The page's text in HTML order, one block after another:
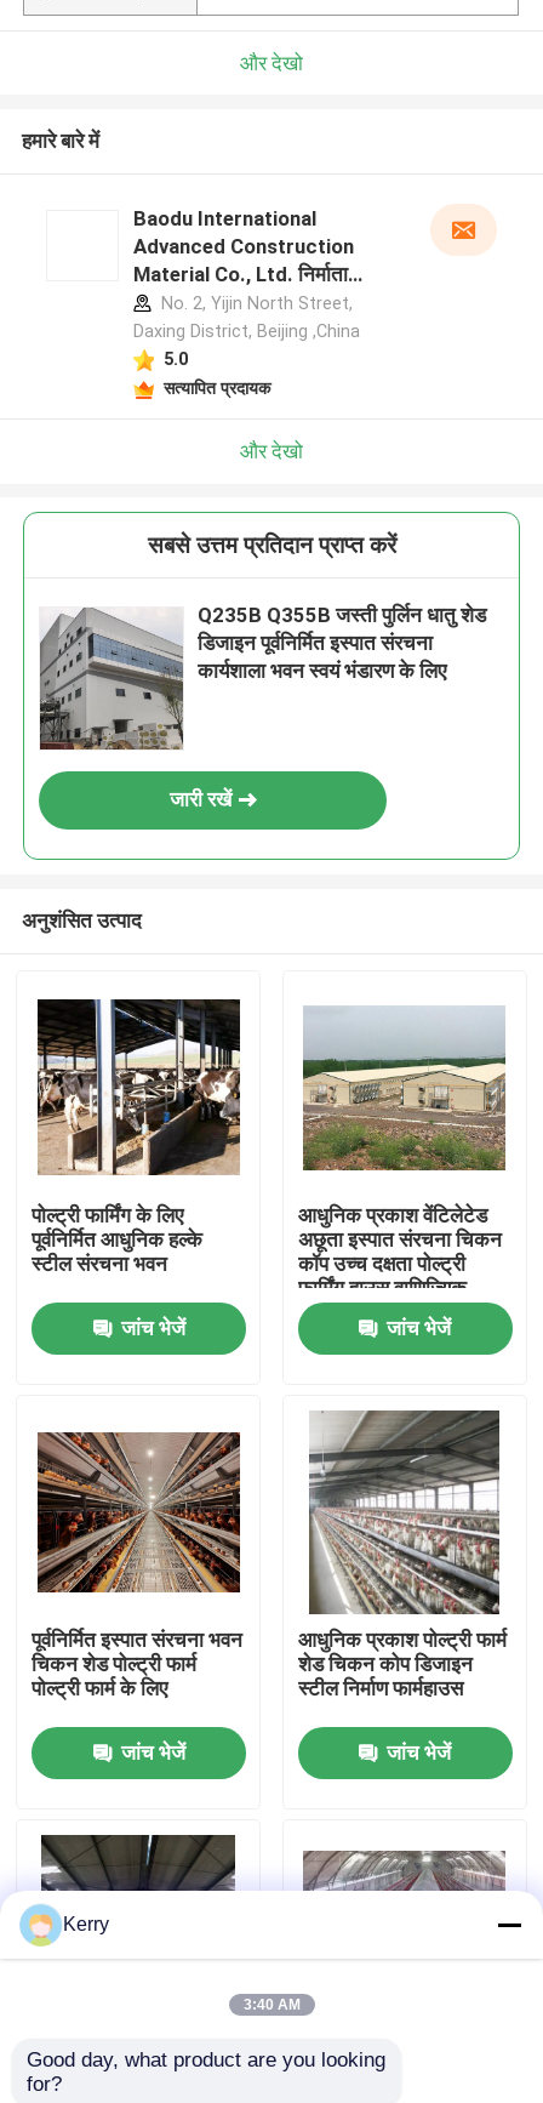
उत्पादों
हमारे बारे में
कारखाना भ्रमण
गुणवत्ता नियंत्रण
संपर्क करें
एक उद्धरण का अनुरोध करें
इस्पात संरचना भवन
इस्पात संरचना कार्यशाला
और देखो
हमारे बारे में
Baodu International
Advanced Construction
Material Co., Ltd. निर्माता
प्रोफ़ाइलNo. 2, Yijin North Street,
Daxing District, Beijing ,China
5.0
सत्यापित प्रदायक
और देखो
सबसे उत्तम प्रतिदान प्राप्त करें
Q235B Q355B जस्ती पुर्लिन धातु शेड
डिजाइन पूर्वनिर्मित इस्पात संरचना
कार्यशाला भवन स्वयं भंडारण के लिए
जारी रखें
अनुशंसित उत्पाद
पोल्ट्री फार्मिंग के लिए
पूर्वनिर्मित आधुनिक हल्के
स्टील संरचना भवन
जांच भेजें
आधुनिक प्रकाश वेंटिलेटेड
अछूता इस्पात संरचना चिकन
कॉप उच्च दक्षता पोल्ट्री
फार्मिंग हाउस वाणिज्यिक
प्रजनन
जांच भेजें
पूर्वनिर्मित इस्पात संरचना भवन
चिकन शेड पोल्ट्री फार्म
पोल्ट्री फार्म के लिए
जांच भेजें
आधुनिक प्रकाश पोल्ट्री फार्म
शेड चिकन कोप डिजाइन
स्टील निर्माण फार्महाउस
जांच भेजें
पूर्वनिर्मित इस्पात संरचना
पोल्ट्री फार्म पोल्ट्री कंट्रोल
10000 मुर्गियों के लिए प्रीफैब
Kerry
3:40 AM
Good day, what product are you looking
for?